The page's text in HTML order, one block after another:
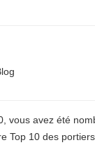
vous avez été
Top 10 des